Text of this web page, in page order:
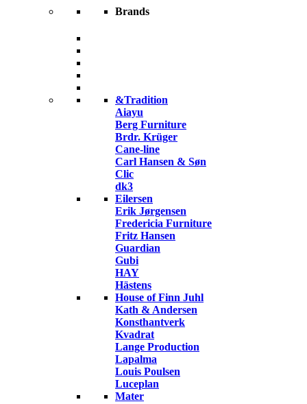
Brands
&Tradition
Aiayu
Berg Furniture
Brdr. Krüger
Cane-line
Carl Hansen & Søn
Clic
dk3
Eilersen
Erik Jørgensen
Fredericia Furniture
Fritz Hansen
Guardian
Gubi
HAY
Hästens
House of Finn Juhl
Kath & Andersen
Konsthantverk
Kvadrat
Lange Production
Lapalma
Louis Poulsen
Luceplan
Mater